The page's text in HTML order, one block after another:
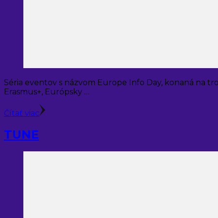
Séria eventov s názvom Europe Info Day, konaná na
Erasmus+, Európsky …
Čítať viac
TUNE